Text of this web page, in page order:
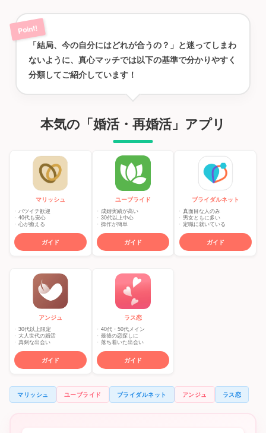
「結局、今の自分にはどれが合うの？」と迷ってしまわ
ないように、真心マッチでは以下の基準で分かりやすく
分類してご紹介しています！
本気の「婚活・再婚活」アプリ
マリッシュ
バツイチ歓迎
40代も安心
心が癒える
ガイド
ユーブライド
成婚実績が高い
30代以上中心
操作が簡単
ガイド
ブライダルネット
真面目な人のみ
男女ともに多い
定職に就いている
ガイド
アンジュ
30代以上限定
大人世代の婚活
真剣な出会い
ガイド
ラス恋
40代・50代メイン
最後の恋探しに
落ち着いた出会い
ガイド
マリッシュ ユーブライド ブライダルネット アンジュ ラス恋